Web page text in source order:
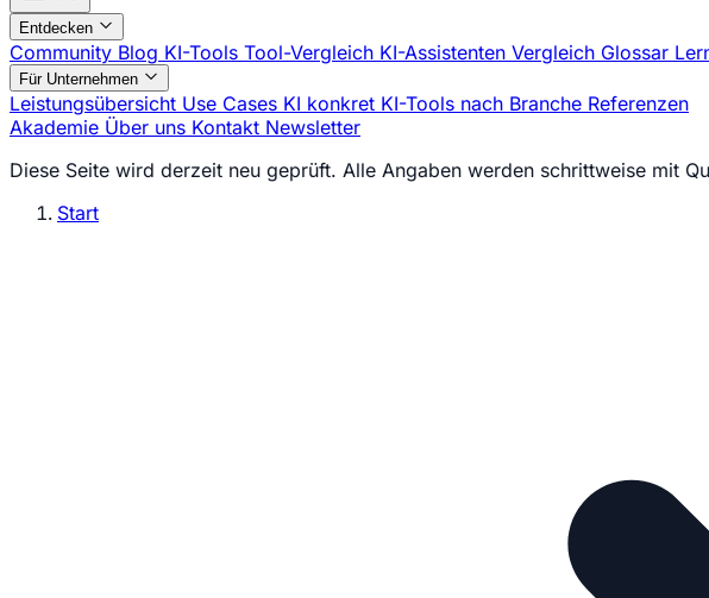
Entdecken
Community Blog KI-Tools Tool-Vergleich KI-Assistenten Vergleich Glossar
Für Unternehmen
Leistungsübersicht Use Cases KI konkret KI-Tools nach Branche Referenzen
Akademie Über uns Kontakt Newsletter
Diese Seite wird derzeit neu geprüft. Alle Angaben werden schrittweise mit
Start